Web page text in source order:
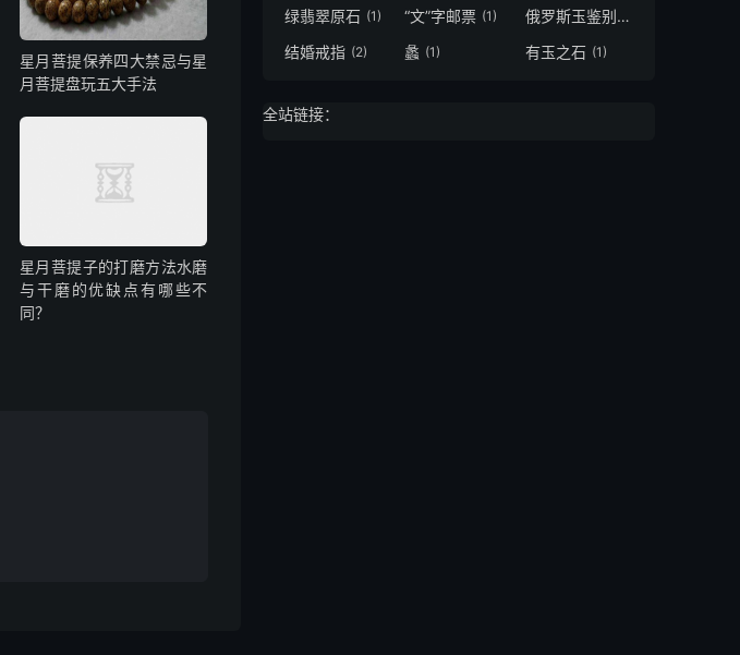
星月菩提保养四大禁忌与星
月菩提盘玩五大手法
星月菩提子的打磨方法水磨
与干磨的优缺点有哪些不
同？
绿翡翠原石 (1) “文”字邮票 (1) 俄罗斯玉鉴别
(1)
结婚戒指 (2) 蠡 (1) 有玉之石 (1)
全站链接：